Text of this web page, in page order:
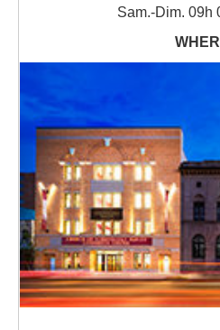
Sam.-Dim. 09h